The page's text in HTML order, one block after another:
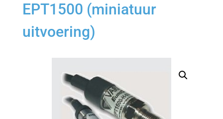
EPT1500 (miniatuur
uitvoering)